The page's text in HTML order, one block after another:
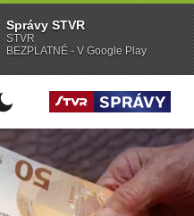
Správy STVR
STVR
BEZPLATNÉ - V Google Play